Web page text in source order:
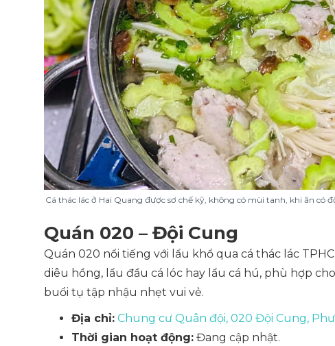
Cá thác lác ở Hai Quang được sơ chế kỹ, không có mùi tanh, khi ăn có
Quán 020 – Đội Cung
Quán 020 nổi tiếng với lẩu khổ qua cá thác lác
diêu hồng, lẩu đầu cá lóc hay lẩu cá hú, phù hợp
buổi tụ tập nhậu nhẹt vui vẻ.
Địa chỉ: Chung cư Quân đội, 020 Đội Cung,
Thời gian hoạt động: Đang cập nhật.